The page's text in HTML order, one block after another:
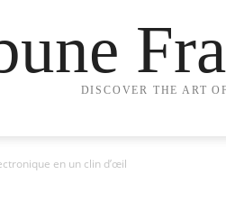
DISCOVER THE ART
en un clin d’œil